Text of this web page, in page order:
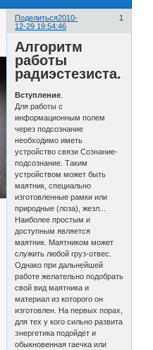
Поделиться 1
2010-
12-29 19:54:46
Алгоритм
работы
радиэстезиста.
Вступление
Для работы с
информационным полем
через подсознание
необходимо иметь
устройство связи Сознание-
подсознание. Таким
устройством может быть
маятник, специально
изготовленные рамки или
природные (лоза), жезл...
Наиболее простым и
доступным является
маятник. Маятником может
служить любой груз-отвес.
Однако при дальнейшей
работе желательно подобрать
свой вид маятника и
материал из которого он
изготовлен. На первых порах,
для тех у кого сильно развита
энергетика подойдет и
обыкновенная гаечка или